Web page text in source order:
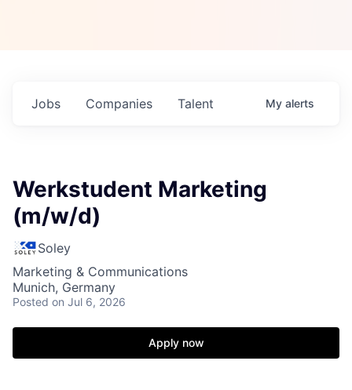
Jobs Companies Talent My alerts
Werkstudent Marketing
(m/w/d)
Soley
Marketing & Communications
Munich, Germany
Posted on Jul 6, 2026
Apply now